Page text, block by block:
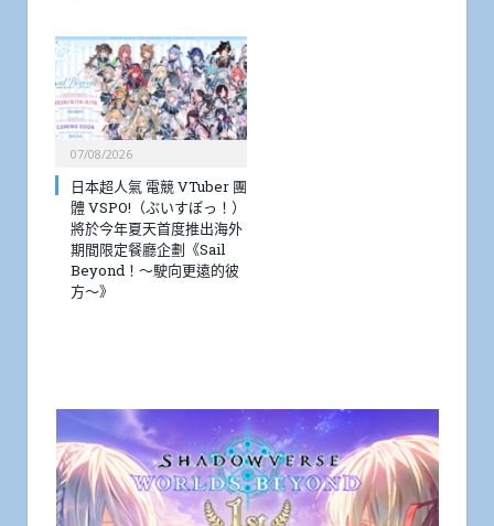
07/08/2026
日本超人氣 電競 VTuber 團
體 VSPO!（ぶいすぽっ！）
將於今年夏天首度推出海外
期間限定餐廳企劃《Sail
Beyond！～駛向更遠的彼
方～》